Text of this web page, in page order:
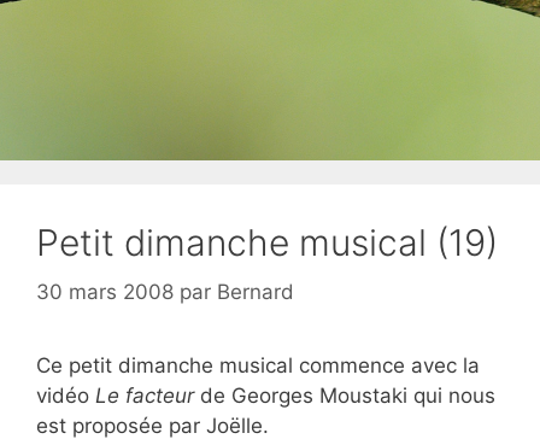
Petit dimanche musical (19)
30 mars 2008 par Bernard
Ce petit dimanche musical commence avec la
vidéo Le facteurde Georges Moustaki qui nous
est proposée par Joëlle.